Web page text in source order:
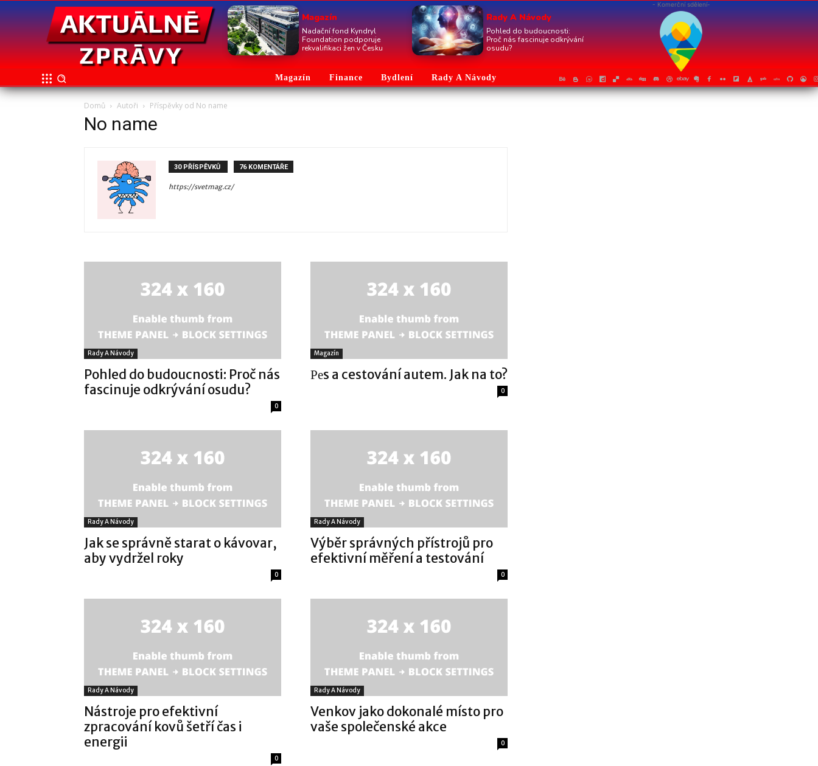
Magazín
Nadační fond Kyndryl
Foundation podporuje
rekvalifikaci žen v Česku
Rady A Návody
Pohled do budoucnosti:
Proč nás fascinuje odkrývání
osudu?
- Komerční sdělení-
Magazín Finance Bydlení Rady A Návody
Domů Autoři Příspěvky od No name
No name
30 PŘÍSPĚVKŮ 76 KOMENTÁŘE
https://svetmag.cz/
Rady A Návody
Pohled do budoucnosti: Proč nás
fascinuje odkrývání osudu?
0
Magazín
Реs a cestování autem. Jak na to?
0
Rady A Návody
Jak se správně starat o kávovar,
aby vydržel roky
0
Rady A Návody
Výběr správných přístrojů pro
efektivní měření a testování
0
Rady A Návody
Nástroje pro efektivní
zpracování kovů šetří čas i
energii
0
Rady A Návody
Venkov jako dokonalé místo pro
vaše společenské akce
0